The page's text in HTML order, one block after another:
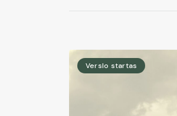
Verslo startas